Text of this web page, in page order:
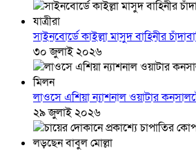
সাইনবোর্ডে কাইল্লা মাসুদ বাহিনীর
৩০ জুলাই ২০২৬
লাওসে এশিয়া ন্যাশনাল ওয়াটার
২৯ জুলাই ২০২৬